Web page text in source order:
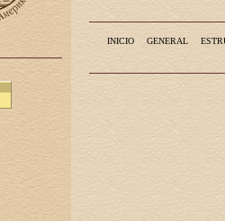
INICIO GENERAL